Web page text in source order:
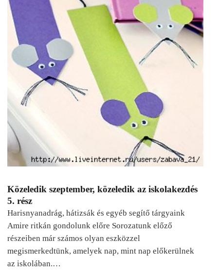
Közeledik szeptember, közeledik az iskolakezdés
5. rész
Harisnyanadrág, hátizsák és egyéb segítő tárgyaink
Amire ritkán gondolunk előre Sorozatunk előző
részeiben már számos olyan eszközzel
megismerkedtünk, amelyek nap, mint nap előkerülnek
az iskolában.…